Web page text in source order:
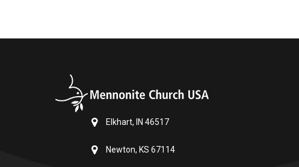
Elkhart, IN 46517
Newton, KS 67114